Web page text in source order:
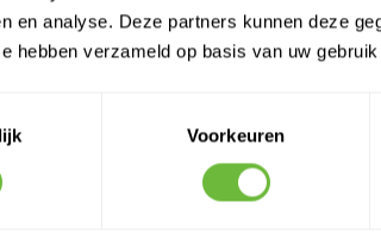
en analyse. Deze partners kunnen deze
hebben verzameld op basis van uw
Voorkeuren
ONTVANG5% KORTING
Schrijf je in voor onze nieuwsbrief en